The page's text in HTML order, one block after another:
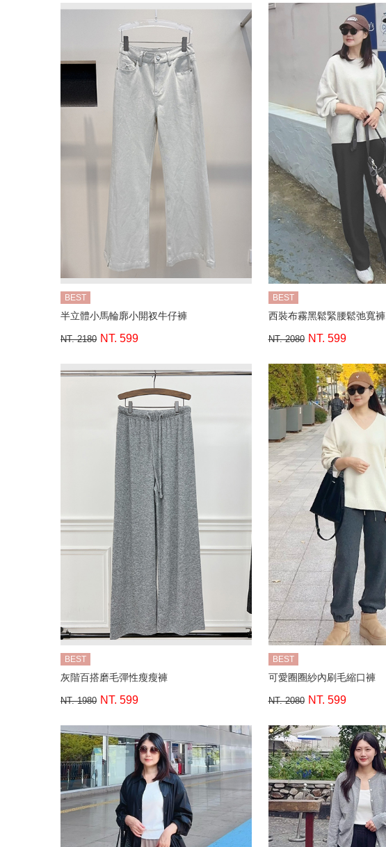
BEST
半立體小馬輪廓小開衩牛仔褲
NT. 2180 NT. 599
BEST
西裝布霧黑鬆緊腰鬆弛寬褲
NT. 2080 NT. 599
BEST
灰階百搭磨毛彈性瘦瘦褲
NT. 1980 NT. 599
BEST
可愛圈圈紗內刷毛縮口褲
NT. 2080 NT. 599